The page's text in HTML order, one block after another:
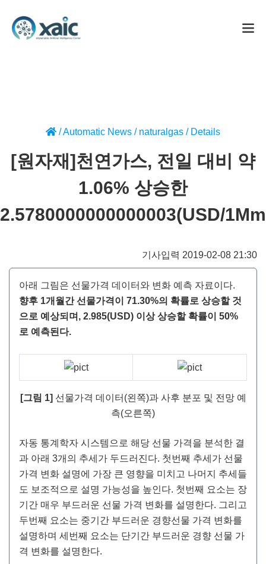
/Automatic News / naturalgas / Details
[원자재]천연가스, 전일 대비 약
1.06% 상승한
2.5780000000000003(USD/
기사입력 2019-02-08 21:30
아래 그림은 선물가격 데이터와 변화 예측 자료이다.
향후 1개월간 선물가격이 71.30%의 확률로 상승할 것
으로 예상되며, 2.985(USD) 이상 상승할 확률이 50%
로 예측된다.
[그림 1] 선물가격 데이터(왼쪽)과 사후 분포 및 전망 예
측(오른쪽)
자동 통계학자 시스템으로 해당 선물 가격을 분석한 결
과 아래 3개의 추세가 두드러진다. 첫번째 추세가 선물
가격 변화 설명에 가장 큰 영향을 미치고 나머지 추세들
도 보조적으로 설명 가능성을 높인다. 첫번째 요소는 장
기간 매우 부드러운 선물 가격 변화를 설명한다. 그리고
두번째 요소는 중기간 부드러운 경향선물 가격 변화를
설명하며 세번째 요소는 단기간 부드러운 경향 선물 가
격 변화를 설명한다.